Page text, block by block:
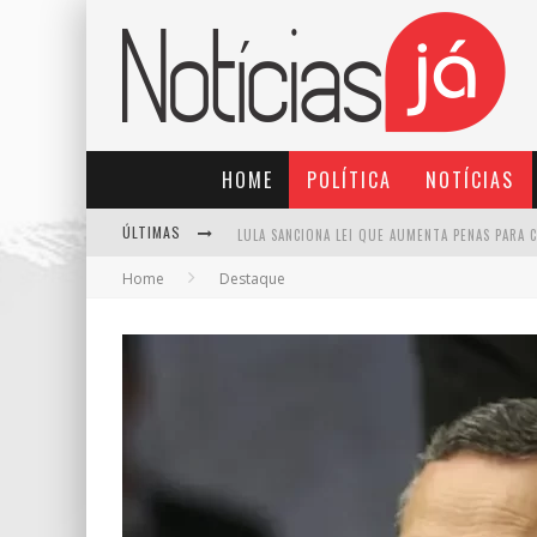
HOME POLÍTICA NOTÍCIAS
ÚLTIMAS
Home Destaque